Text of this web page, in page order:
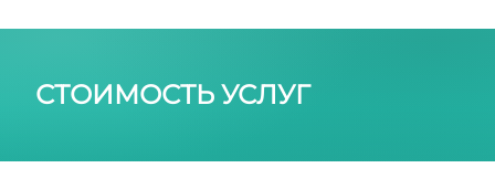
СТОИМОСТЬ УСЛУГ